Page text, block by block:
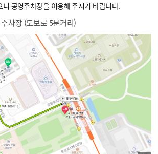
공영주차장을 이용해 주시기 바랍니다.
차장 (도보로 5분거리)